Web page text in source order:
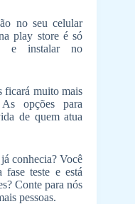
no seu celular
play store é só
e instalar no
ficará muito mais
opções para
de quem atua
conhecia? Você
fase teste e está
Conte para nós
pessoas.